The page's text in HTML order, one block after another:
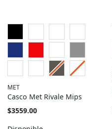
MET
Casco Met Rivale Mips
Tan
como
$3559.00